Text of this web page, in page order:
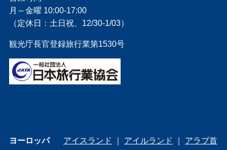
月～金曜 10:00-17:00
（定休日：土日祝、12/30-1/03）
観光庁長官登録旅行業第1530号
ヨーロッパ アイスランド アイルランド
アラブ首